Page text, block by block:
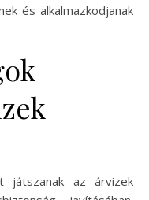
és alkalmazkodjanak
játszanak az árvizek